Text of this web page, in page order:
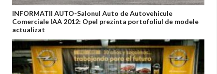
INFORMATII AUTO-Salonul Auto de Autovehicule
Comerciale IAA 2012: Opel prezinta portofoliul de modele
actualizat